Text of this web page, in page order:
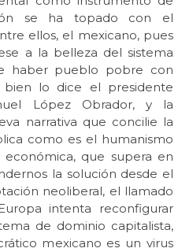
se ha topado con el
ellos, el mexicano, pues
a la belleza del sistema
haber pueblo pobre con
bien lo dice el presidente
López Obrador, y la
narrativa que concilie la
como es el humanismo
que supera en
la solución desde el
neoliberal, el llamado
intenta reconfigurar
de dominio capitalista,
mexicano es un virus